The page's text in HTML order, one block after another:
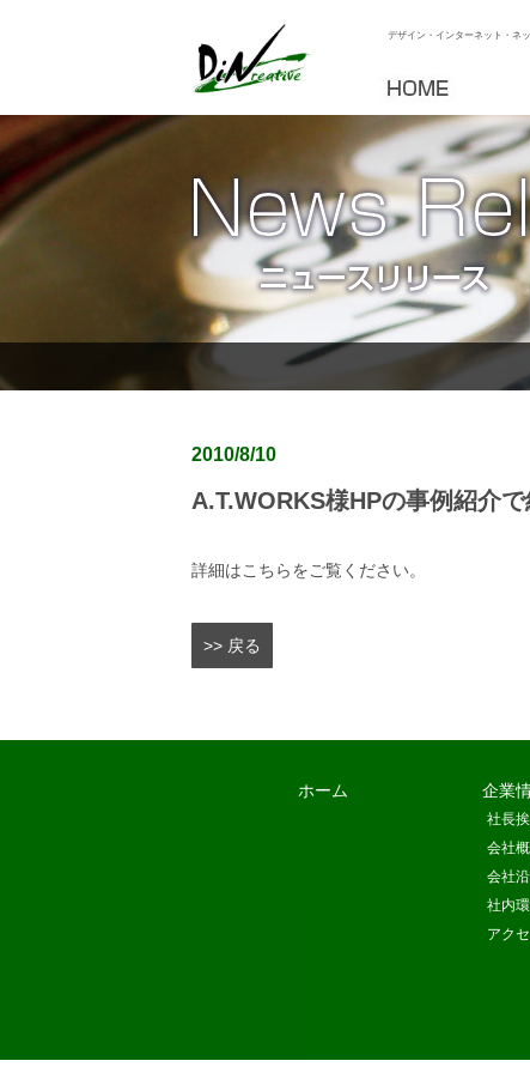
デザイン・インターネット・ネ
2010/8/10
A.T.WORKS様HPの事例紹介
詳細はこちらをご覧ください。
>> 戻る
ホーム 企業
社長
会社
会社
社内
アク